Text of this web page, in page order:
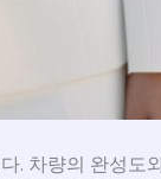
. 차량의 완성도